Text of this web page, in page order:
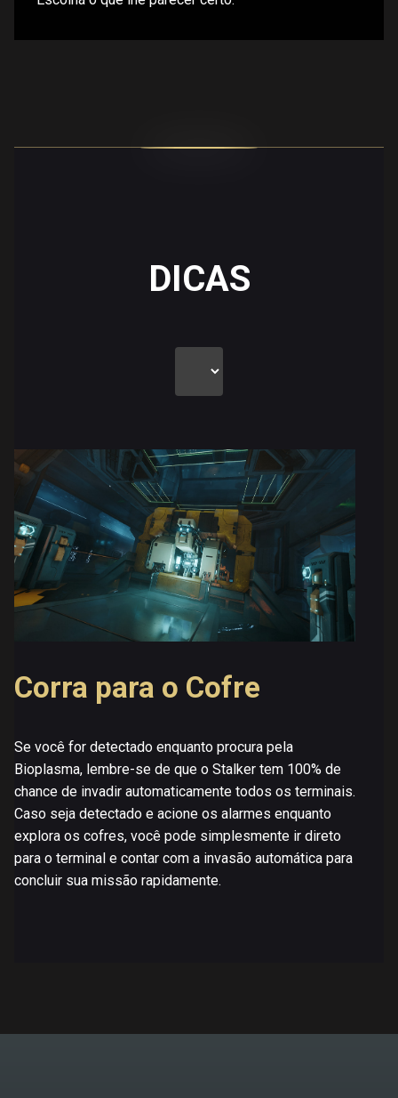
DICAS
Corra para o Cofre
Se você for detectado enquanto procura pela
Bioplasma, lembre-se de que o Stalker tem 100% de
chance de invadir automaticamente todos os terminais.
Caso seja detectado e acione os alarmes enquanto
explora os cofres, você pode simplesmente ir direto
para o terminal e contar com a invasão automática para
concluir sua missão rapidamente.